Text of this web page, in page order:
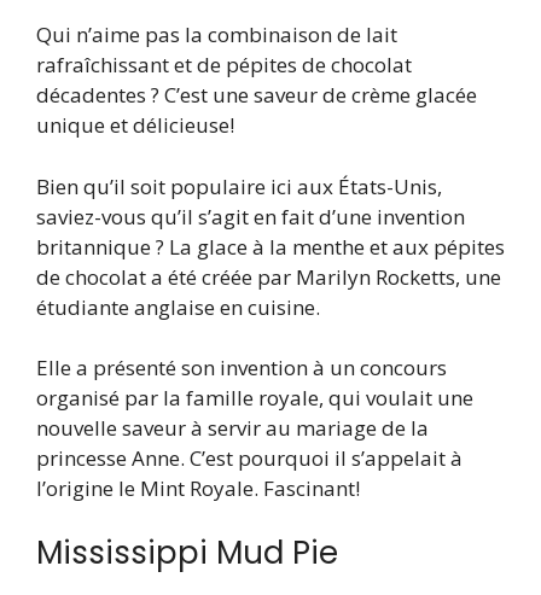
Qui n’aime pas la combinaison de lait
rafraîchissant et de pépites de chocolat
décadentes ? C’est une saveur de crème glacée
unique et délicieuse!
Bien qu’il soit populaire ici aux États-Unis,
saviez-vous qu’il s’agit en fait d’une invention
britannique ? La glace à la menthe et aux pépites
de chocolat a été créée par Marilyn Rocketts, une
étudiante anglaise en cuisine.
Elle a présenté son invention à un concours
organisé par la famille royale, qui voulait une
nouvelle saveur à servir au mariage de la
princesse Anne. C’est pourquoi il s’appelait à
l’origine le Mint Royale. Fascinant!
Mississippi Mud Pie